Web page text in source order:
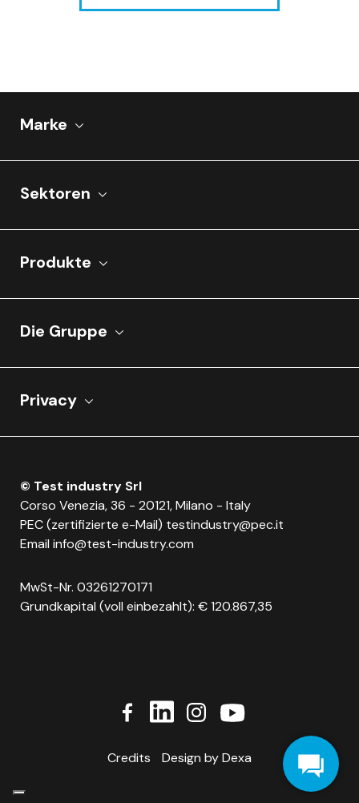
Marke
Sektoren
Produkte
Die Gruppe
Privacy
© Test industry Srl
Corso Venezia, 36 - 20121, Milano - Italy
PEC (zertifizierte e-Mail) testindustry@pec.it
Email info@test-industry.com
MwSt-Nr. 03261270171
Grundkapital (voll einbezahlt): € 120.867,35
Credits Design by Dexa